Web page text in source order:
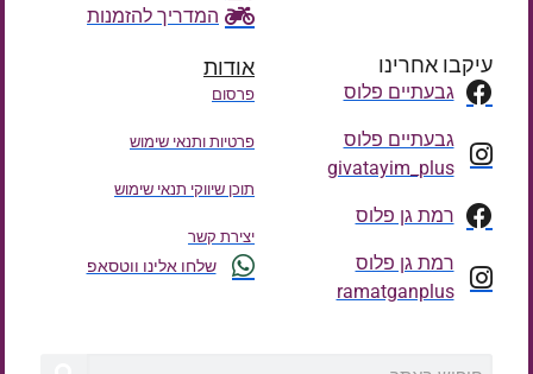
המדריך להזמנות
עיקבו אחרינו
גבעתיים פלוס
גבעתיים פלוס
givatayim_plus
רמת גן פלוס
רמת גן פלוס
ramatganplus
אודות
פרסום
פרטיות ותנאי שימוש
תוכן שיווקי תנאי שימוש
יצירת קשר
שלחו אלינו ווטסאפ